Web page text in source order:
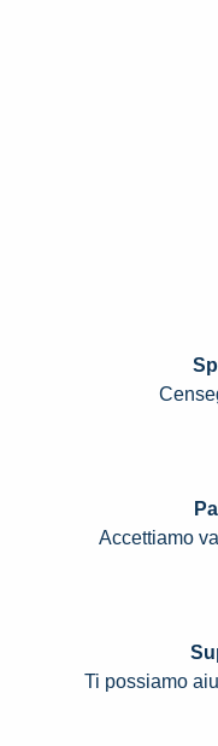
Accettiamo
Ti possiamo